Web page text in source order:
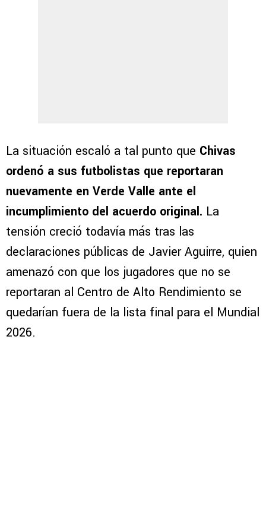
La situación escaló a tal punto que Chivas
ordenó a sus futbolistas que reportaran
nuevamente en Verde Valle ante el
incumplimiento del acuerdo original. La
tensión creció todavía más tras las
declaraciones públicas de Javier Aguirre, quien
amenazó con que los jugadores que no se
reportaran al Centro de Alto Rendimiento se
quedarían fuera de la lista final para el Mundial
2026.